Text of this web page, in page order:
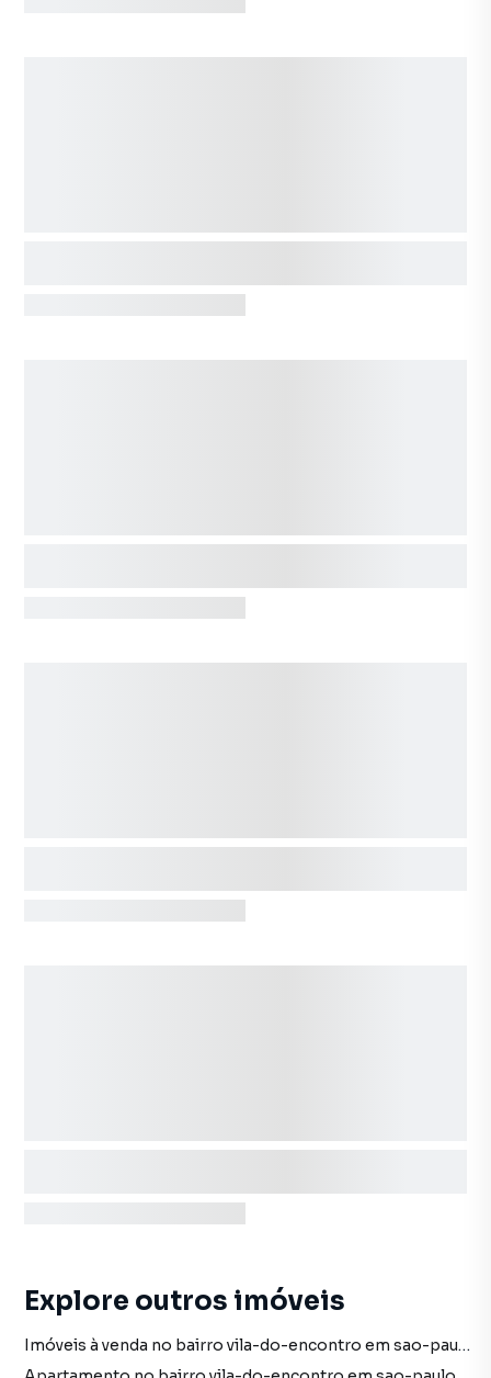
Explore outros imóveis
Imóveis à venda no bairro vila-do-encontro em sao-paulo sp